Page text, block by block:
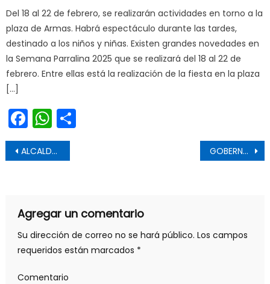
Del 18 al 22 de febrero, se realizarán actividades en torno a la
plaza de Armas. Habrá espectáculo durante las tardes,
destinado a los niños y niñas. Existen grandes novedades en
la Semana Parralina 2025 que se realizará del 18 al 22 de
febrero. Entre ellas está la realización de la fiesta en la plaza
[…]
Facebook
WhatsApp
Navegación de entradas
ALCALDE DE SAN FERNANDO DIALOGÓ CON VECINOS DEL SECTOR DE PUENTE NEGRO ANTE EL CORTE DE LA RUTA I-45 GOBERNADOR REGIONAL ORGANIZA VISITA DE SUBSECRETARIO DE PREVENCIÓN DEL DELITO PARA DIALOGAR SOBRE SEGURIDAD CIUDADANA CON ALCALDES DE O´HIGGINS
Agregar un comentario
Su dirección de correo no se hará público. Los campos
requeridos están marcados *
Comentario